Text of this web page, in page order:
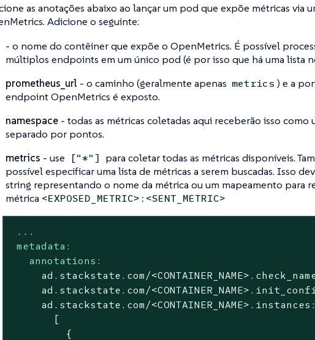
as anotações abaixo ao lançar um pod que expõe métricas via
Adicione o seguinte:
- o nome do contêiner que expõe o OpenMetrics. É possível
múltiplos endpoints em um único pod (é por isso que há uma lista
prometheus_url- o caminho (geralmente apenas metrics ) e a
endpoint OpenMetrics é exposto.
namespace- todas as métricas coletadas aqui receberão isso como
separado por pontos.
metrics - use ["*"] para coletar todas as métricas disponíveis.
possível especificar uma lista de métricas a serem buscadas. Isso
string representando o nome da métrica ou um mapeamento para
métrica <EXPOSED_METRIC>:<SENT_METRIC>
...
metadata:
annotations:
ad.stackstate.com/
ad.stackstate.com/
ad.stackstate.com/<CONTAINER_NAME>.instances:
       [
         {